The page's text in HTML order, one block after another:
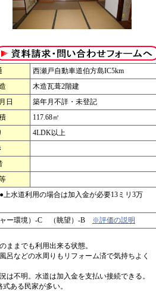
西瀬戸自動車道伯方島IC5km
木造瓦葺2階建
日
築年月不詳・未登記
117.68㎡
4LDK以上
水道利用の場合は加入金が必要13ミリ3万
ー環境）-C （眺望）-B ※評価の説明
ままでも利用出来る状態。
呂などの水周りもリフォーム済で気持ちよく
は不明。水道は加入金を支払い接続できる。
ある民家が多い。